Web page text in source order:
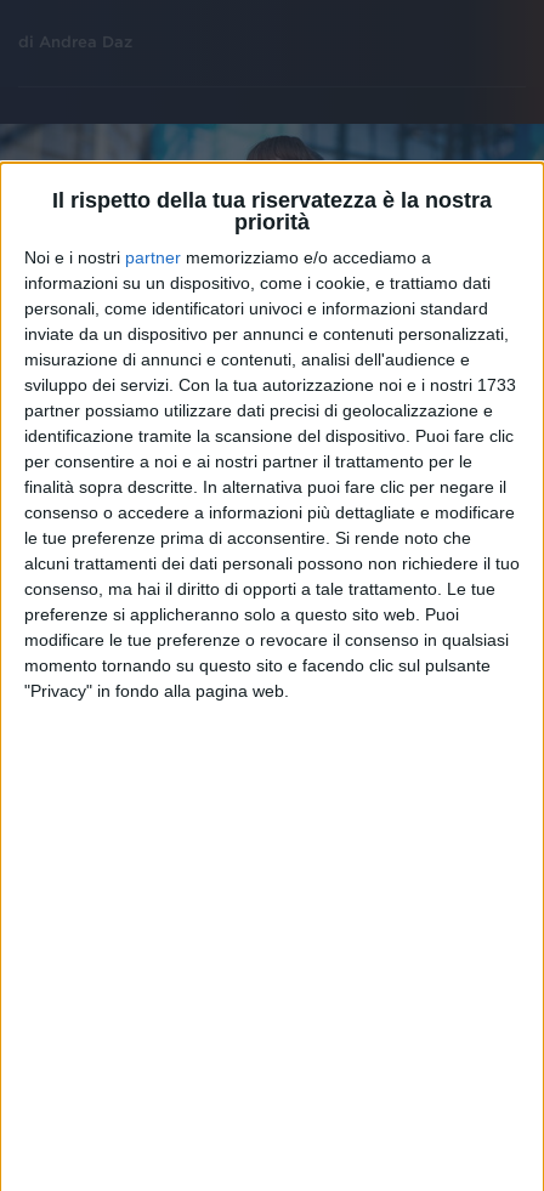
Il rispetto della tua riservatezza è la nostra
priorità
Noi e i nostri partner memorizziamo e/o accediamo a
informazioni su un dispositivo, come i cookie, e trattiamo dati
personali, come identificatori univoci e informazioni standard
inviate da un dispositivo per annunci e contenuti personalizzati,
misurazione di annunci e contenuti, analisi dell'audience e
sviluppo dei servizi. Con la tua autorizzazione noi e i nostri 1733
partner possiamo utilizzare dati precisi di geolocalizzazione e
identificazione tramite la scansione del dispositivo. Puoi fare clic
per consentire a noi e ai nostri partner il trattamento per le
finalità sopra descritte. In alternativa puoi fare clic per negare il
consenso o accedere a informazioni più dettagliate e modificare
le tue preferenze prima di acconsentire. Si rende noto che
alcuni trattamenti dei dati personali possono non richiedere il tuo
consenso, ma hai il diritto di opporti a tale trattamento. Le tue
preferenze si applicheranno solo a questo sito web. Puoi
modificare le tue preferenze o revocare il consenso in qualsiasi
momento tornando su questo sito e facendo clic sul pulsante
"Privacy" in fondo alla pagina web.
di Andrea Daz
NEL BACKSTAGE DI NAPOLI 27 giu 2024
Annalisa a Radio Italia: “Laura Pausini,
quando duettiamo?”
“Se non c’è reggiseno lanciato, ormai sono triste”, ha
confessato la cantante che ha snocciolato i vari regali
che i fan le lanciano sul palco. “Ballo perché non
vado in palestra e non faccio nulla ” - VIDEO
diAndrea Daz